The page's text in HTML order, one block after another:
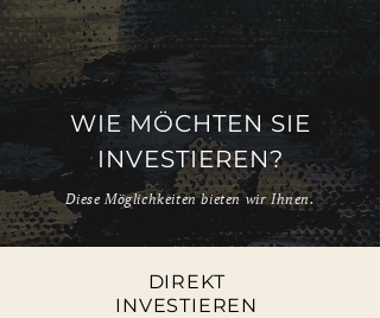
WIE MÖCHTEN SIE
INVESTIEREN?
Diese Möglichkeiten bieten wir Ihnen.
DIREKT
INVESTIEREN